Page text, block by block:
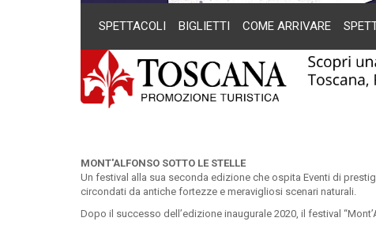
SPETTACOLI BIGLIETTI COME ARRIVARE
MONT'ALFONSO SOTTO LE STELLE
Un festival alla sua seconda edizione che ospita Eventi di
circondati da antiche fortezze e meravigliosi scenari naturali.
Dopo il successo dell’edizione inaugurale 2020, il festival